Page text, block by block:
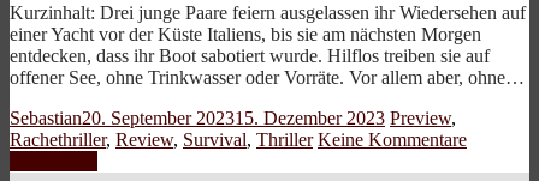
Kurzinhalt: Drei junge Paare feiern ausgelassen ihr Wiedersehen auf
einer Yacht vor der Küste Italiens, bis sie am nächsten Morgen
entdecken, dass ihr Boot sabotiert wurde. Hilflos treiben sie auf
offener See, ohne Trinkwasser oder Vorräte. Vor allem aber, ohne…
Sebastian20. September 202315. Dezember 2023 Preview,
Rachethriller, Review, Survival, Thriller Keine Kommentare